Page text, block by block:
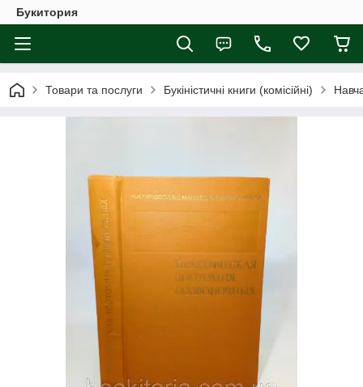
Букитория
Товари та послуги Букіністичні книги (комісійні)